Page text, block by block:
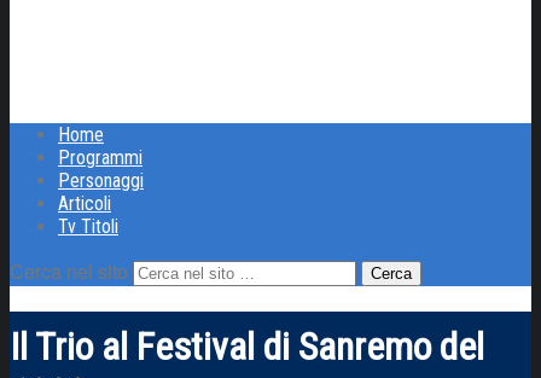
Home
Programmi
Personaggi
Articoli
Tv Titoli
Cerca nel sito
Il Trio al Festival di Sanremo del